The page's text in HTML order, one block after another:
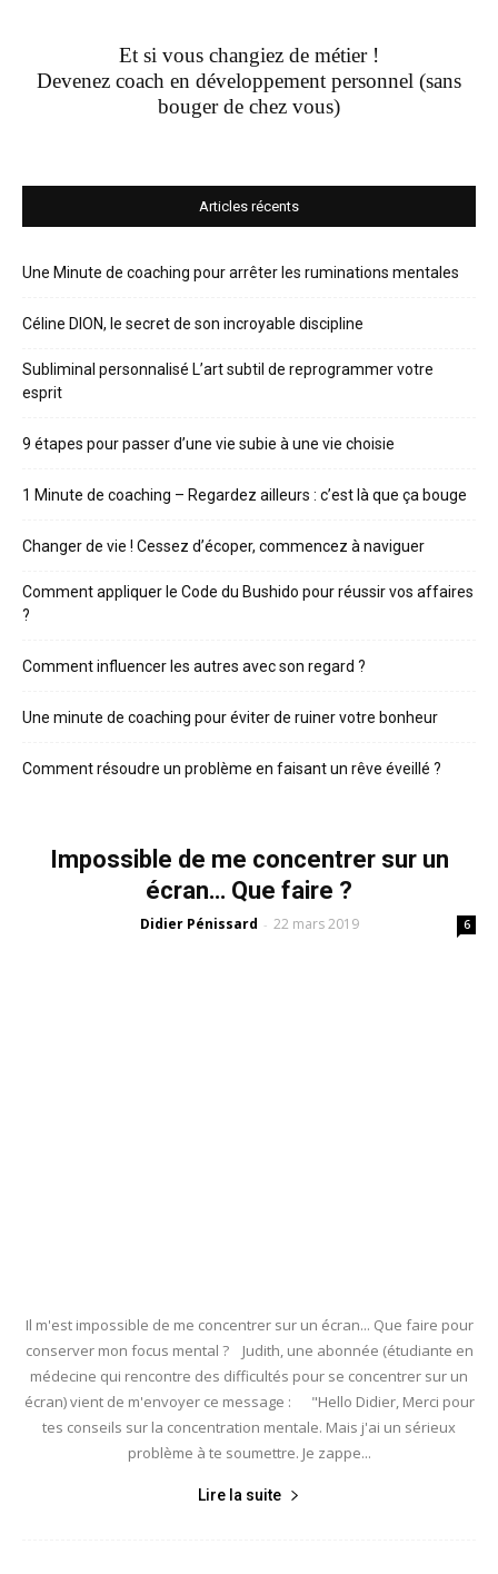
Et si vous changiez de métier !
Devenez coach en développement personnel (sans
bouger de chez vous)
Articles récents
Une Minute de coaching pour arrêter les ruminations mentales
Céline DION, le secret de son incroyable discipline
Subliminal personnalisé L’art subtil de reprogrammer votre
esprit
9 étapes pour passer d’une vie subie à une vie choisie
1 Minute de coaching – Regardez ailleurs : c’est là que ça bouge
Changer de vie ! Cessez d’écoper, commencez à naviguer
Comment appliquer le Code du Bushido pour réussir vos affaires
?
Comment influencer les autres avec son regard ?
Une minute de coaching pour éviter de ruiner votre bonheur
Comment résoudre un problème en faisant un rêve éveillé ?
Impossible de me concentrer sur un
écran… Que faire ?
Didier Pénissard - 22 mars 2019 6
Il m'est impossible de me concentrer sur un écran... Que faire pour
conserver mon focus mental ? Judith, une abonnée (étudiante en
médecine qui rencontre des difficultés pour se concentrer sur un
écran) vient de m'envoyer ce message : "Hello Didier, Merci pour
tes conseils sur la concentration mentale. Mais j'ai un sérieux
problème à te soumettre. Je zappe...
Lire la suite